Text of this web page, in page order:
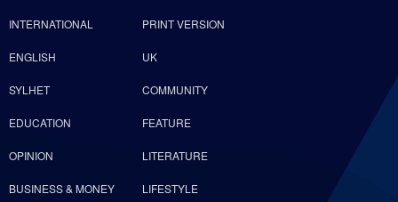
INTERNATIONAL PRINT VERSION
ENGLISH UK
SYLHET COMMUNITY
EDUCATION FEATURE
OPINION LITERATURE
BUSINESS & MONEY LIFESTYLE